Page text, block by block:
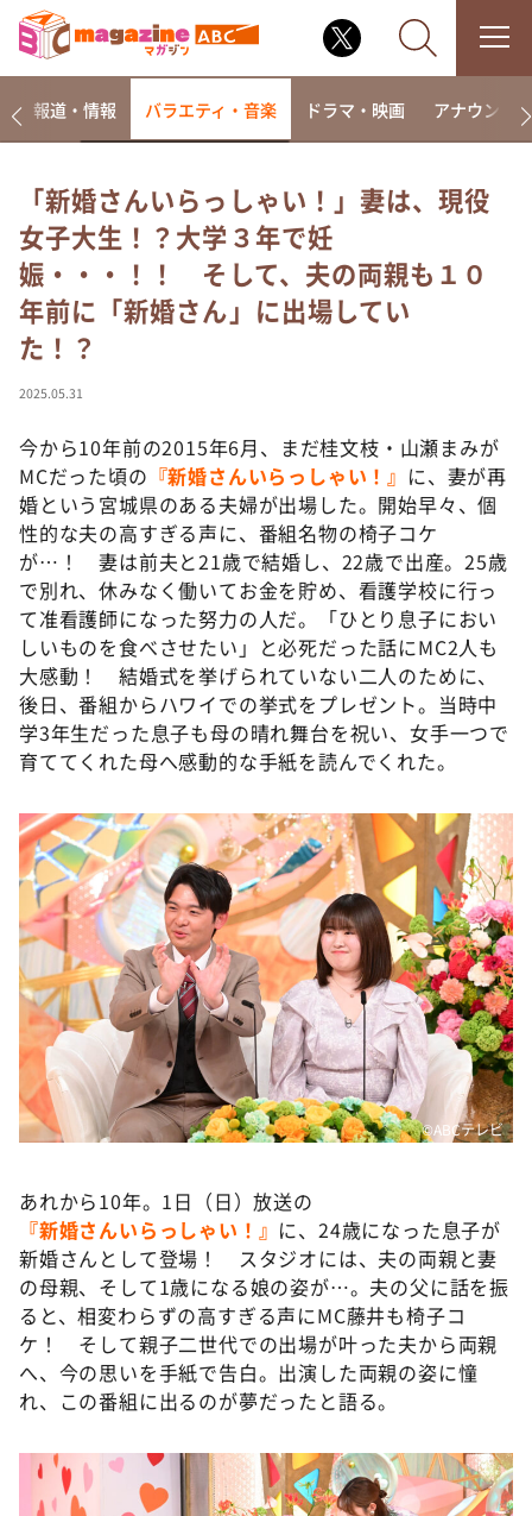
なるみ・岡村の過ぎるTV
相席食堂
これ余談なんですけど・・・
～人生密着トークバラエティ！～ やすとものいたっ
て真剣です
news おかえり
河合＆A.B.C-Z塚田×福井アナ「なんでやねん！？」
（news おかえり）
DAIGOも台所 ～きょうの献立 何にする？～
本日はダイアンなり！シーズン２
朝だ！生です旅サラダ
教えて！ニュースライブ 正義のミカタ
ＬＩＦＥ～夢のカタチ～
新婚さんいらっしゃい！
ザキ山小屋本館
ぺこぱのまるスポ
アナ回覧板
報道・情報 バラエティ・音楽 ドラマ・映画 アナウンサー
「新婚さんいらっしゃい！」妻は、現役
女子大生！？大学３年で妊
娠・・・！！ そして、夫の両親も１０
年前に「新婚さん」に出場してい
た！？
2025.05.31
今から10年前の2015年6月、まだ桂文枝・山瀬まみが
MCだった頃の 『新婚さんいらっしゃい！』 に、妻が再
婚という宮城県のある夫婦が出場した。開始早々、個
性的な夫の高すぎる声に、番組名物の椅子コケ
が…！ 妻は前夫と21歳で結婚し、22歳で出産。25歳
で別れ、休みなく働いてお金を貯め、看護学校に行っ
て准看護師になった努力の人だ。「ひとり息子におい
しいものを食べさせたい」と必死だった話にMC2人も
大感動！ 結婚式を挙げられていない二人のために、
後日、番組からハワイでの挙式をプレゼント。当時中
学3年生だった息子も母の晴れ舞台を祝い、女手一つで
育ててくれた母へ感動的な手紙を読んでくれた。
©ABCテレビ
あれから10年。1日（日）放送の
『新婚さんいらっしゃい！』 に、24歳になった息子が
新婚さんとして登場！ スタジオには、夫の両親と妻
の母親、そして1歳になる娘の姿が…。夫の父に話を振
ると、相変わらずの高すぎる声にMC藤井も椅子コ
ケ！ そして親子二世代での出場が叶った夫から両親
へ、今の思いを手紙で告白。出演した両親の姿に憧
れ、この番組に出るのが夢だったと語る。